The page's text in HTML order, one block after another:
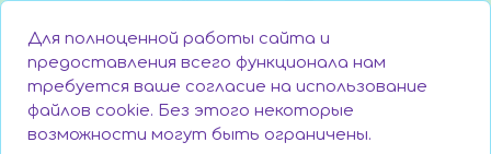
Написать директору
Для полноценной работы сайта и
предоставления всего функционала нам
требуется ваше согласие на использование
файлов cookie. Без этого некоторые
возможности могут быть ограничены.